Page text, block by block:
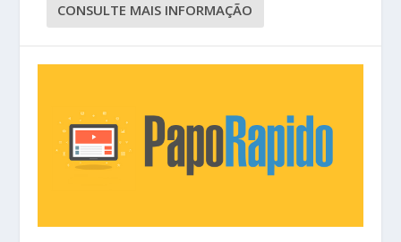
CONSULTE MAIS INFORMAÇÃO